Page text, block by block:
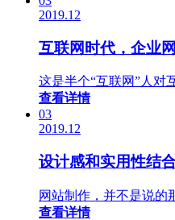
2019.12
互联网时代，企业
这是半个“互联网”人对
查看详情
03
2019.12
设计感和实用性结
网站制作，并不是说的
查看详情